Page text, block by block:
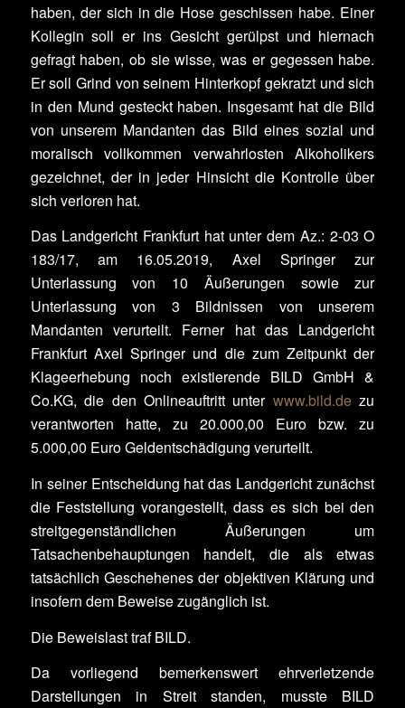
haben, der sich in die Hose geschissen habe. Einer
Kollegin soll er ins Gesicht gerülpst und hiernach
gefragt haben, ob sie wisse, was er gegessen habe.
Er soll Grind von seinem Hinterkopf gekratzt und sich
in den Mund gesteckt haben. Insgesamt hat die Bild
von unserem Mandanten das Bild eines sozial und
moralisch vollkommen verwahrlosten Alkoholikers
gezeichnet, der in jeder Hinsicht die Kontrolle über
sich verloren hat.
Das Landgericht Frankfurt hat unter dem Az.: 2-03 O
183/17, am 16.05.2019, Axel Springer zur
Unterlassung von 10 Äußerungen sowie zur
Unterlassung von 3 Bildnissen von unserem
Mandanten verurteilt. Ferner hat das Landgericht
Frankfurt Axel Springer und die zum Zeitpunkt der
Klageerhebung noch existierende BILD GmbH &
Co.KG, die den Onlineauftritt unter www.bild.dezu
verantworten hatte, zu 20.000,00 Euro bzw. zu
5.000,00 Euro Geldentschädigung verurteilt.
In seiner Entscheidung hat das Landgericht zunächst
die Feststellung vorangestellt, dass es sich bei den
streitgegenständlichen Äußerungen um
Tatsachenbehauptungen handelt, die als etwas
tatsächlich Geschehenes der objektiven Klärung und
insofern dem Beweise zugänglich ist.
Die Beweislast traf BILD.
Da vorliegend bemerkenswert ehrverletzende
Darstellungen in Streit standen, musste BILD